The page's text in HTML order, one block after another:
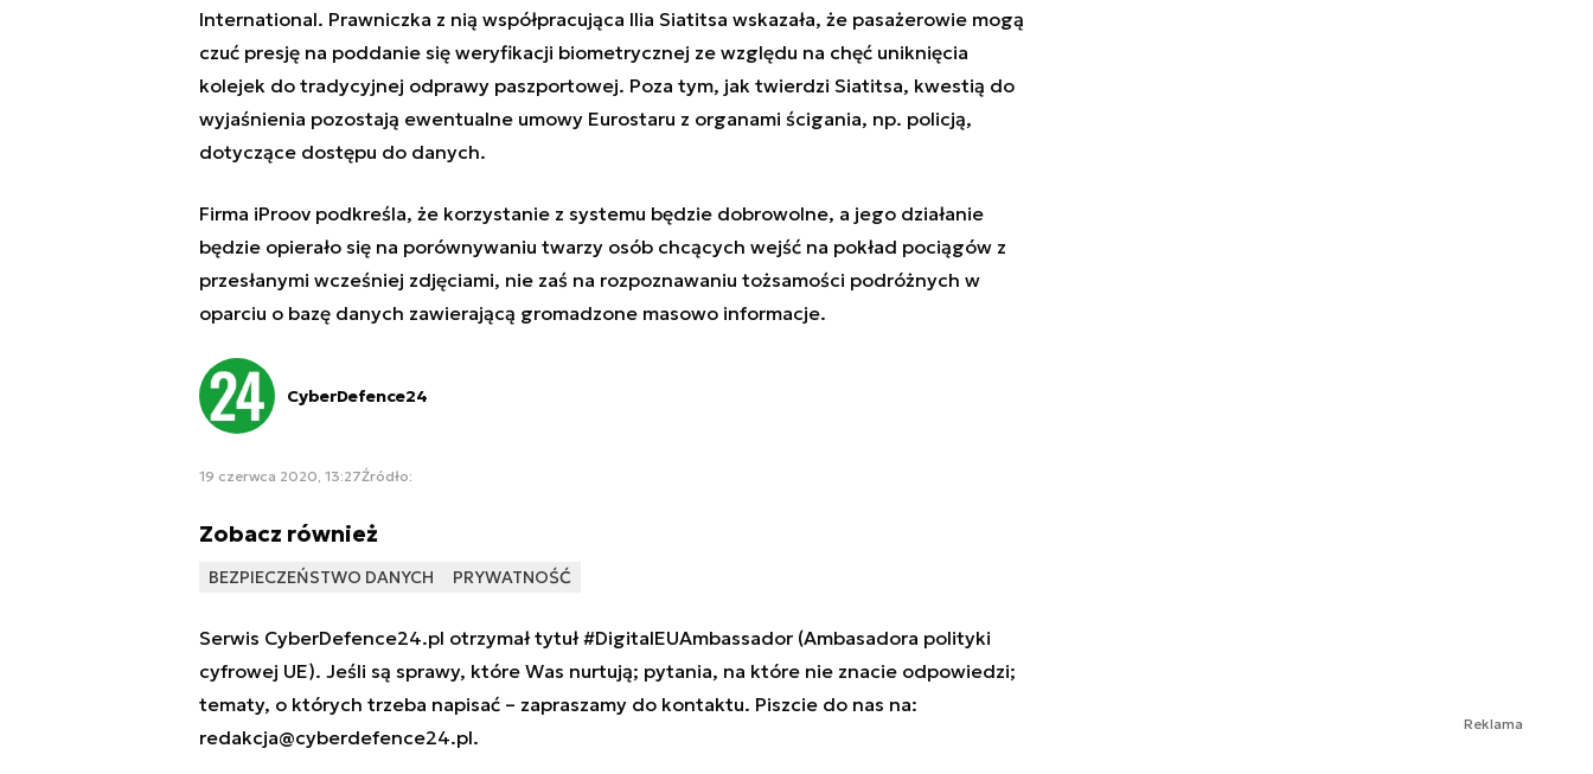
International. Prawniczka z nią współpracująca Ilia Siatitsa wskazała, że pasażerowie mogą
czuć presję na poddanie się weryfikacji biometrycznej ze względu na chęć uniknięcia
kolejek do tradycyjnej odprawy paszportowej. Poza tym, jak twierdzi Siatitsa, kwestią do
wyjaśnienia pozostają ewentualne umowy Eurostaru z organami ścigania, np. policją,
dotyczące dostępu do danych.
Firma iProov podkreśla, że korzystanie z systemu będzie dobrowolne, a jego działanie
będzie opierało się na porównywaniu twarzy osób chcących wejść na pokład pociągów z
przesłanymi wcześniej zdjęciami, nie zaś na rozpoznawaniu tożsamości podróżnych w
oparciu o bazę danych zawierającą gromadzone masowo informacje.
CyberDefence24
19 czerwca 2020, 13:27Źródło:
Zobacz również
BEZPIECZEŃSTWO DANYCH PRYWATNOŚĆ
Serwis CyberDefence24.pl otrzymał tytuł #DigitalEUAmbassador (Ambasadora polityki
cyfrowej UE). Jeśli są sprawy, które Was nurtują; pytania, na które nie znacie odpowiedzi;
tematy, o których trzeba napisać – zapraszamy do kontaktu. Piszcie do nas na:
redakcja@cyberdefence24.pl.
Reklama